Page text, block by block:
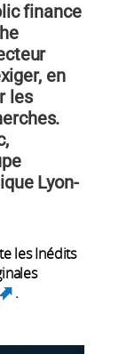
finance
en
les
Lyon-
les Inédits
.